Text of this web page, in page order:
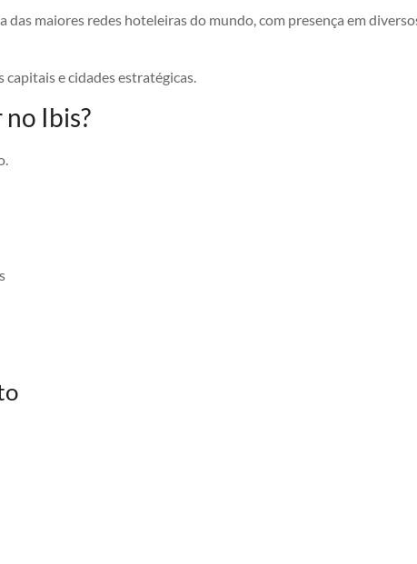
das maiores redes hoteleiras do mundo, com presença em
capitais e cidades estratégicas.
Ibis?